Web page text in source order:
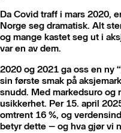
Da Covid traff i mars 2020,
Norge seg dramatisk. Alt
og mange kastet seg ut i
var en av dem.
2020 og 2021 ga oss en ny
sin første smak på
snudd. Med markedsuro og
usikkerhet. Per 15. april
omtrent 16 %, og
betyr dette – og hva gjør vi